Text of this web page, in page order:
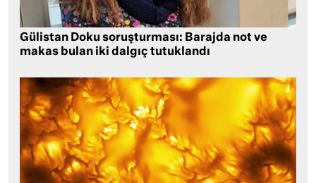
Gülistan Doku soruşturması: Barajda not ve
makas bulan iki dalgıç tutuklandı